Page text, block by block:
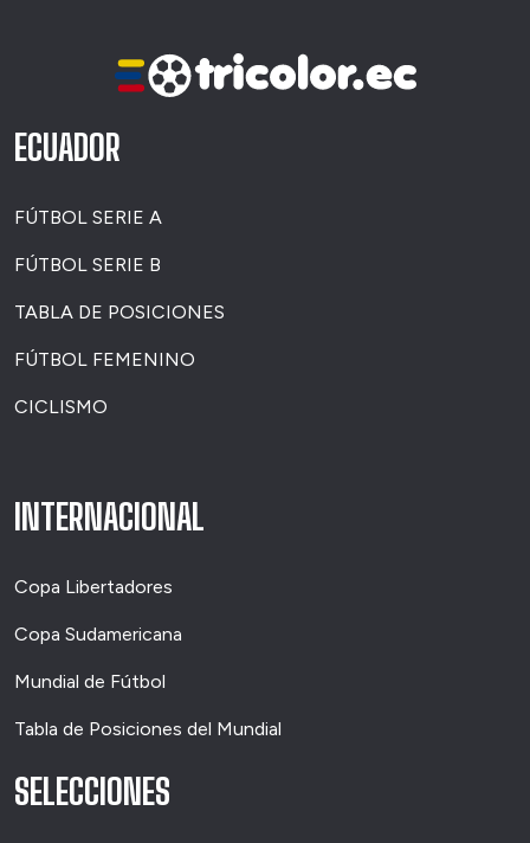
ECUADOR
FÚTBOL SERIE A
FÚTBOL SERIE B
TABLA DE POSICIONES
FÚTBOL FEMENINO
CICLISMO
INTERNACIONAL
Copa Libertadores
Copa Sudamericana
Mundial de Fútbol
Tabla de Posiciones del Mundial
SELECCIONES